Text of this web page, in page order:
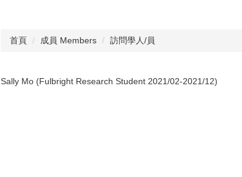
首頁 成員 Members 訪問學人/員
Sally Mo (Fulbright Research Student 2021/02-2021/12)